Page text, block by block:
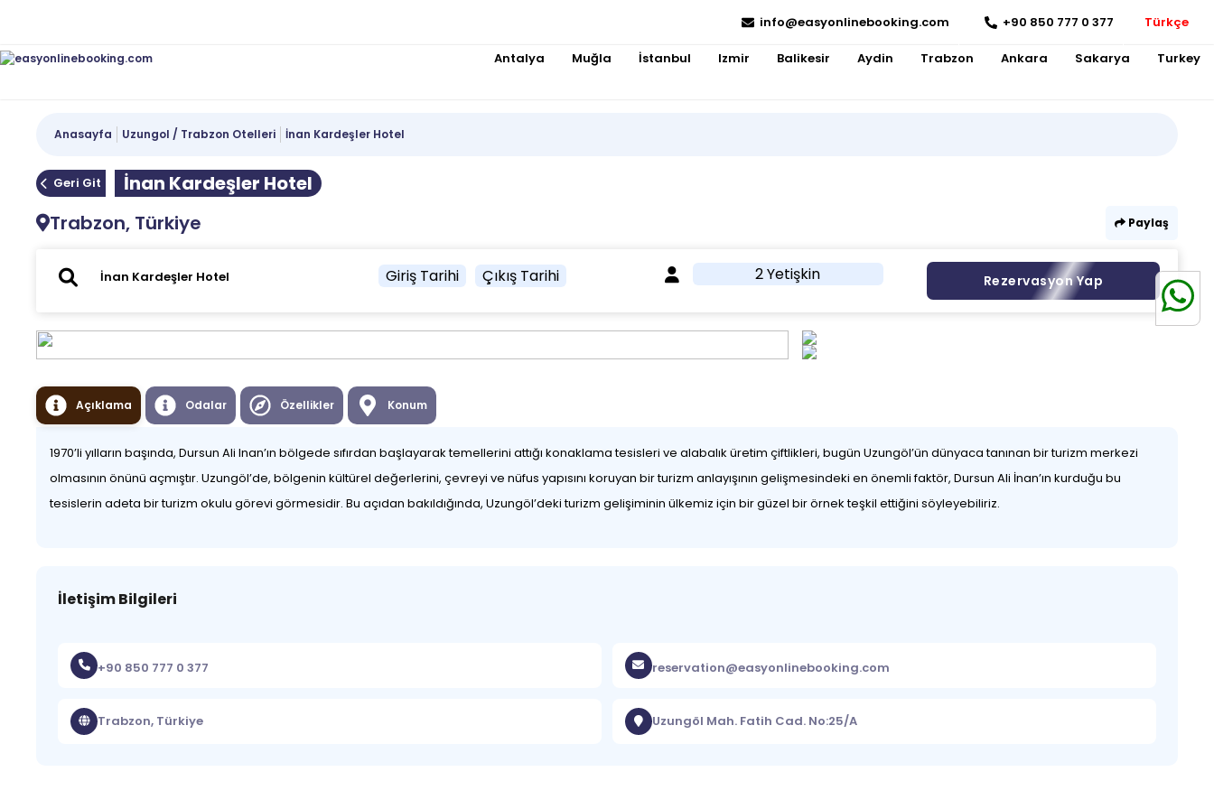
info@easyonlinebooking.com +90 850 777 0 377 Türkçe
Antalya Muğla İstanbul Izmir Balikesir Aydin Trabzon Ankara Sakarya Turkey
Anasayfa Uzungol / Trabzon Otelleri İnan Kardeşler Hotel
Geri Git
İnan Kardeşler Hotel
Trabzon, Türkiye
Paylaş
Giriş Tarihi Çıkış Tarihi 2 Yetişkin Rezervasyon Yap
Açıklama Odalar Özellikler Konum
1970’li yılların başında, Dursun Ali Inan’ın bölgede sıfırdan başlayarak temellerini attığı konaklama tesisleri ve alabalık üretim çiftlikleri, bugün Uzungöl’ün dünyaca tanınan bir turizm merkezi
olmasının önünü açmıştır. Uzungöl’de, bölgenin kültürel değerlerini, çevreyi ve nüfus yapısını koruyan bir turizm anlayışının gelişmesindeki en önemli faktör, Dursun Ali İnan’ın kurduğu bu
tesislerin adeta bir turizm okulu görevi görmesidir. Bu açıdan bakıldığında, Uzungöl’deki turizm gelişiminin ülkemiz için bir güzel bir örnek teşkil ettiğini söyleyebiliriz.
İletişim Bilgileri
+90 850 777 0 377 reservation@easyonlinebooking.com
Trabzon, Türkiye Uzungöl Mah. Fatih Cad. No:25/A